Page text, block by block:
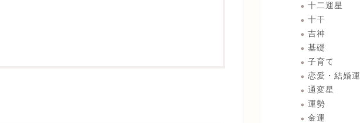
十二運星
十干
吉神
基礎
子育て
恋愛・結婚運
通変星
運勢
金運